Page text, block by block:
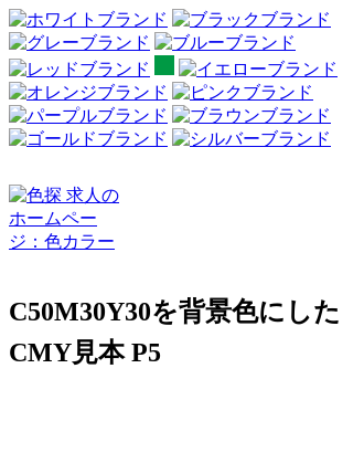
C50M30Y30を背景色にした
CMY見本 P5